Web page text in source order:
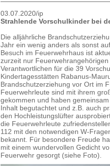
03.07.2020/ip
Strahlende Vorschulkinder bei
Die alljährliche
Jahr ein wenig anders als sonst
Besuch im Feuerwehrhaus ist
zurzeit nur
Verantwortlichen für die 39
Kindertagesstätten Rabanus-
Brandschutzerziehung vor Ort im
Feuerwehrleute sind mit ihrem
gekommen und haben
Inhalt begutachtet und z.B. auch
den Hochleistungslüfter
die Feuerwehrleute
112 mit den notwendigen W-
bekannt. Für besondere Freude
mit einem wundervollen Gedicht
Feuerwehr gesorgt (siehe Foto).